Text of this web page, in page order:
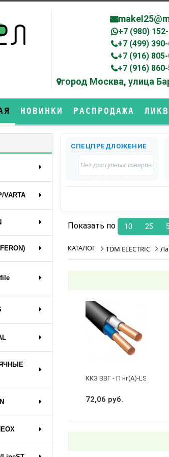
+7 (980)
+7 (499)
+7 (916)
+7 (916)
город Москва, улица
НОВИНКИ РАСПРОДАЖА
VARTA
СПЕЦПРЕДЛОЖЕНИЕ
Нет доступных товаров
Показать по 10 25
КАТАЛОГ TDM ELECTRIC
ККЗ ВВГ - П нг(А)-LS 2 х
72,06 руб.